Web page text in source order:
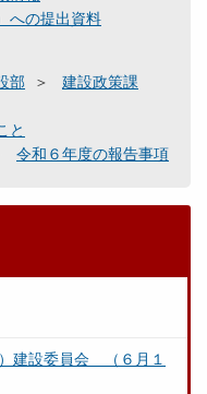
への提出資料
部
建設政策課
と
令和６年度の報告事項
建設委員会 （６月１